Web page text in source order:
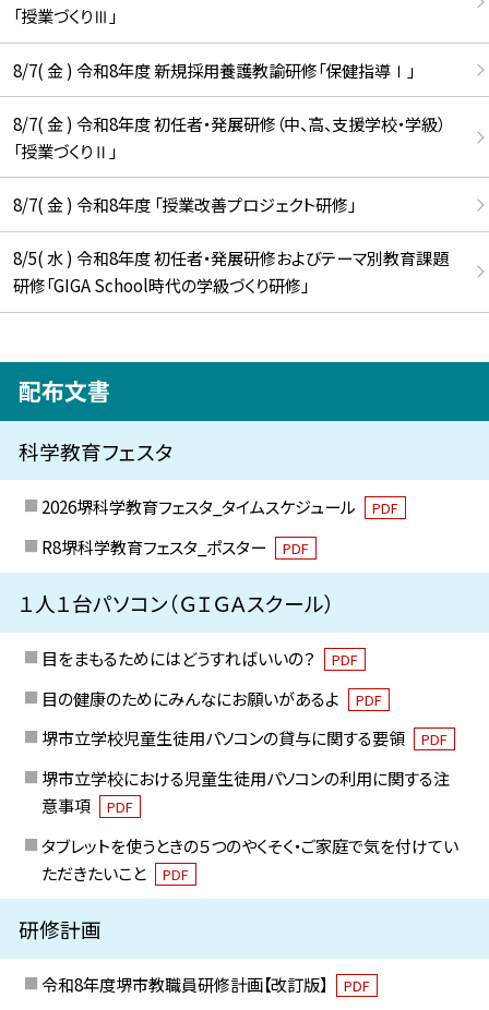
「授業づくりⅢ」
8/7( 金 ) 令和8年度 新規採用養護教諭研修「保健指導Ⅰ」
8/7( 金 ) 令和8年度 初任者・発展研修（中、高、支援学校・学級）
「授業づくりⅡ」
8/7( 金 ) 令和8年度 「授業改善プロジェクト研修」
8/5( 水 ) 令和8年度 初任者・発展研修およびテーマ別教育課題
研修「GIGA School時代の学級づくり研修」
配布文書
科学教育フェスタ
2026堺科学教育フェスタ_タイムスケジュール PDF
R8堺科学教育フェスタ_ポスター PDF
１人１台パソコン（ＧＩＧＡスクール）
目をまもるためにはどうすればいいの？ PDF
目の健康のためにみんなにお願いがあるよ PDF
堺市立学校児童生徒用パソコンの貸与に関する要領 PDF
堺市立学校における児童生徒用パソコンの利用に関する注
意事項
PDF
タブレットを使うときの５つのやくそく・ご家庭で気を付けてい
ただきたいこと
PDF
研修計画
令和8年度堺市教職員研修計画【改訂版】 PDF